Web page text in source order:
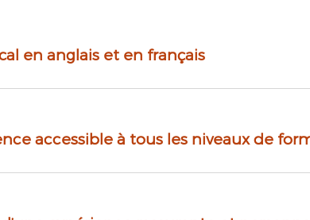
de Cézanne
en anglais et en français
accessible à tous les niveaux de